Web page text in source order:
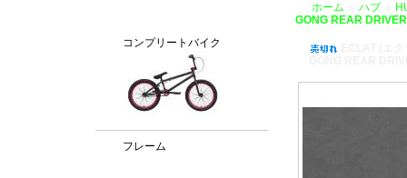
コンプリートバイク
フレーム
ホーム ハブ
GONG REAR